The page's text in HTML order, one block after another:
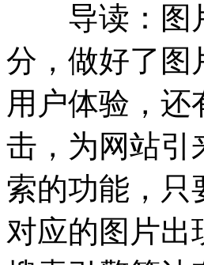
导读：图片
分，做好了图
用户体验，
击，为网站引
索的功能，只
对应的图片出